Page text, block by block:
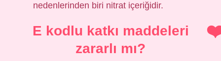
nedenlerinden biri nitrat içeriğidir.
E kodlu katkı maddeleri
zararlı mı?